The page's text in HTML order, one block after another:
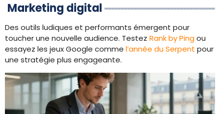
Marketing digital
Des outils ludiques et performants émergent pour
toucher une nouvelle audience. Testez Rank by Pingou
essayez les jeux Google comme l’année du Serpent pour
une stratégie plus engageante.